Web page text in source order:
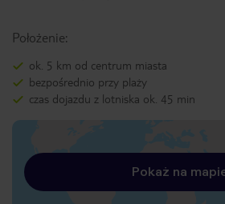
Położenie:
ok. 5 km od centrum miasta
bezpośrednio przy plaży
czas dojazdu z lotniska ok. 45 min
Pokaż na